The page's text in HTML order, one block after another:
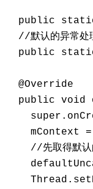
public
//默认的异常处
public
  @Override
public void
mContext =
//先取得默